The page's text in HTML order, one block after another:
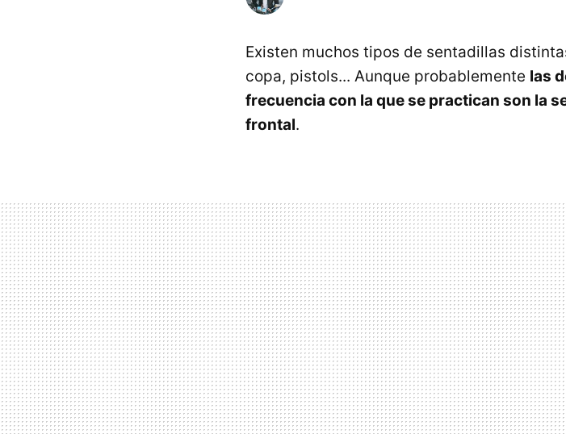
Existen muchos tipos de sentadillas
copa, pistols... Aunque probablemente las
frecuencia con la que se practican son la
frontal.